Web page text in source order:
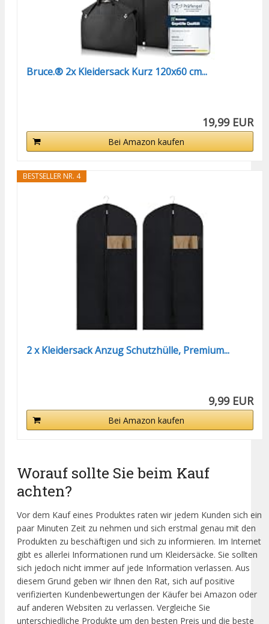
Bruce.® 2x Kleidersack Kurz 120x60 cm...
19,99 EUR
Bei Amazon kaufen
BESTSELLER NR. 4
2 x Kleidersack Anzug Schutzhülle, Premium...
9,99 EUR
Bei Amazon kaufen
Worauf sollte Sie beim Kauf
achten?
Vor dem Kauf eines Produktes raten wir jedem Kunden sich ein
paar Minuten Zeit zu nehmen und sich erstmal genau mit den
Produkten zu beschäftigen und sich zu informieren. Im Internet
gibt es allerlei Informationen rund um Kleidersäcke. Sie sollten
sich jedoch nicht immer auf jede Information verlassen. Aus
diesem Grund geben wir Ihnen den Rat, sich auf positive
verifizierten Kundenbewertungen der Käufer bei Amazon oder
auf anderen Websiten zu verlassen. Vergleiche Sie
unterschiedliche Produkte um den besten Preis und die beste